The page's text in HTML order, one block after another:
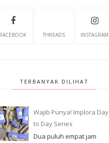
FACEBOOK THREADS INSTAGRAM
TERBANYAK DILIHAT
Wajib Punya! Implora Day
to Day Series
Dua puluh empat jam